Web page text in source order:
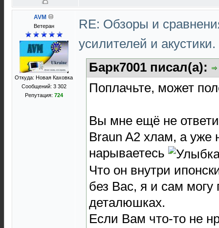
AVM
Ветеран
Откуда: Новая Каховка
Сообщений: 3 302
Репутация: 724
RE: Обзоры и
усилителей и акустики.
Барк7001 писал(а):
Поплачьте, может
Вы мне ещё не
Braun A2 хлам, а уже
нарываетесь
Что он внутри
без Вас, я и сам могу
деталюшках.
Если Вам что-то не